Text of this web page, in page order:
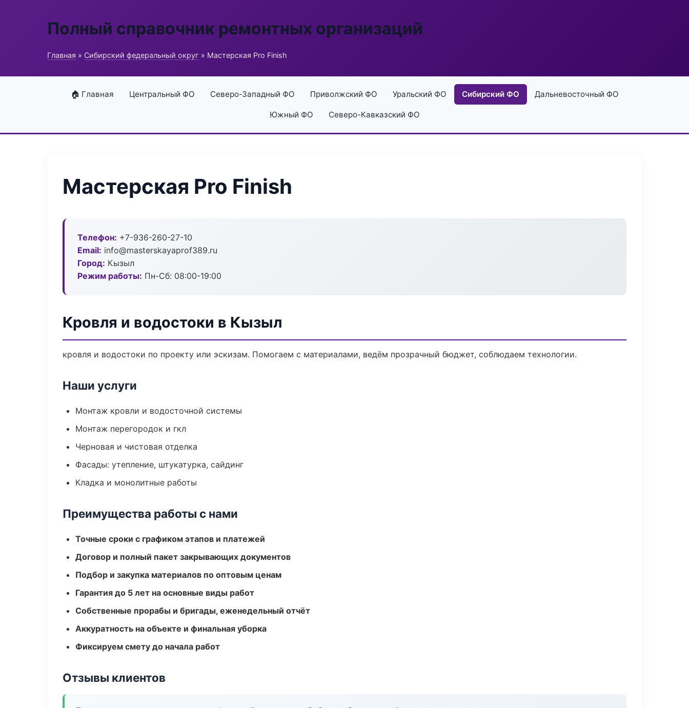
Полный справочник ремонтных организаций
Главная » Сибирский федеральный округ » Мастерская Pro Finish
🏠 Главная Центральный ФО Северо-Западный ФО Приволжский ФО Уральский ФО Сибирский ФО Дальневосточный ФО
Южный ФО Северо-Кавказский ФО
Мастерская Pro Finish
Телефон: +7-936-260-27-10
Email: info@masterskayaprof389.ru
Город: Кызыл
Режим работы: Пн-Сб: 08:00-19:00
Кровля и водостоки в Кызыл
кровля и водостоки по проекту или эскизам. Помогаем с материалами, ведём прозрачный бюджет, соблюдаем технологии.
Наши услуги
Монтаж кровли и водосточной системы
Монтаж перегородок и гкл
Черновая и чистовая отделка
Фасады: утепление, штукатурка, сайдинг
Кладка и монолитные работы
Преимущества работы с нами
Точные сроки с графиком этапов и платежей
Договор и полный пакет закрывающих документов
Подбор и закупка материалов по оптовым ценам
Гарантия до 5 лет на основные виды работ
Собственные прорабы и бригады, еженедельный отчёт
Аккуратность на объекте и финальная уборка
Фиксируем смету до начала работ
Отзывы клиентов